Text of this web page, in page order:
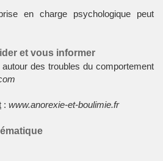
en charge psychologique peut
et vous informer
autour des troubles du comportement
: www.anorexie-et-boulimie.fr